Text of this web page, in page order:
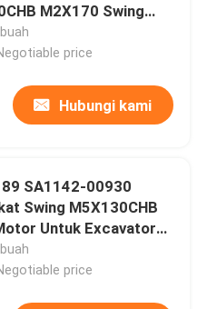
M2X170 Swing
price
Hubungi kami
SA1142-00930
Swing M5X130CHB
Untuk Excavator
price